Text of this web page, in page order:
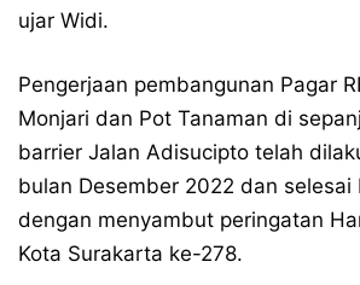
ujar Widi.
Pengerjaan pembangunan Pagar
Monjari dan Pot Tanaman di
barrier Jalan Adisucipto telah
bulan Desember 2022 dan
dengan menyambut peringatan
Kota Surakarta ke-278.